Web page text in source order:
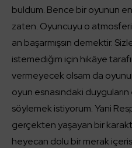
buldum. Bence bir oyunun
zaten. Oyuncuyu o
an başarmışsın demektir.
istemediğim için hikâye
vermeyecek olsam da
oyun esnasındaki duyguların
söylemek istiyorum. Yani
gerçekten yaşayan bir
heyecan dolu bir merak